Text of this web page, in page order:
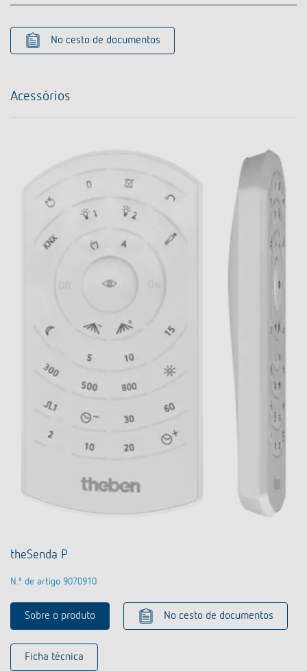
No cesto de documentos
Acessórios
theSenda P
N.º de artigo 9070910
Sobre o produto No cesto de documentos
Ficha técnica